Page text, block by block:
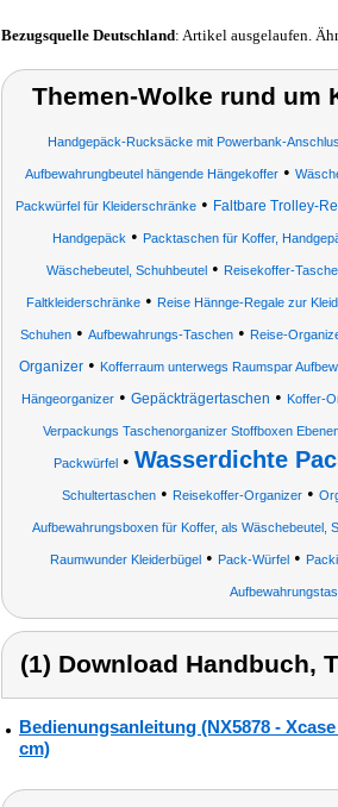
Bezugsquelle Deutschland: Artikel ausgelaufen.
Themen-Wolke rund um
Handgepäck-Rucksäcke mit Powerbank-
Aufbewahrungbeutel hängende Hängekoffer •
Packwürfel für Kleiderschränke • Faltbare Trolley-
Handgepäck • Packtaschen für Koffer,
Wäschebeutel, Schuhbeutel • Reisekoffer-
Faltkleiderschränke• Reise Hännge-Regale zur
Schuhen • Aufbewahrungs-Taschen • Reise-
Organizer • Kofferraum unterwegs Raumspar
Hängeorganizer • Gepäckträgertaschen • Koffer-
Verpackungs Taschenorganizer Stoffboxen
Packwürfel• Wasserdichte
Schultertaschen • Reisekoffer-Organizer •
Aufbewahrungsboxen für Koffer, als Wäschebeutel,
Raumwunder Kleiderbügel• Pack-Würfel•
(1) Download Handbuch,
Bedienungsanleitung (NX5878 -
cm)